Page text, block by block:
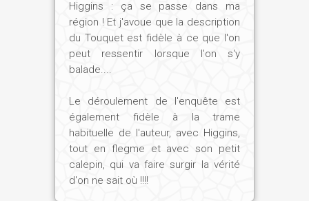
Higgins : ça se passe dans ma
région ! Et j'avoue que la description
du Touquet est fidèle à ce que l'on
peut ressentir lorsque l'on s'y
balade....
Le déroulement de l'enquête est
également fidèle à la trame
habituelle de l'auteur, avec Higgins,
tout en flegme et avec son petit
calepin, qui va faire surgir la vérité
d'on ne sait où !!!!